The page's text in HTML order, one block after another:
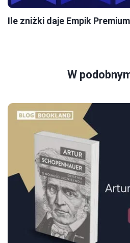
Ile zniżki daje Empik
W